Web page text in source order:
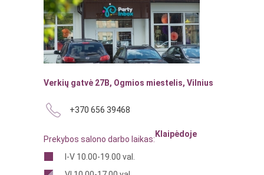
Verkių gatvė 27B, Ogmios miestelis, Vilnius
+370 656 39468
Prekybos salono darbo laikas:
I-V 10.00-19.00 val.
Klaipėdoje